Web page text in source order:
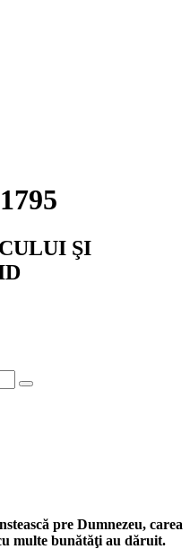
ŞI
pre Dumnezeu, carea
multe bunătăţi au dăruit.